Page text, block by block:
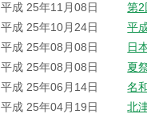
平成 25年11月08日
第2
平成 25年10月24日
平
平成 25年08月08日
日
平成 25年08月08日
夏
平成 25年06月14日
名
平成 25年04月19日
北